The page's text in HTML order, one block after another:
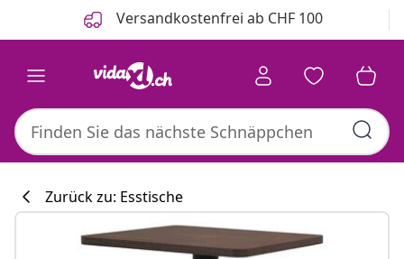
Versandkostenfrei ab CHF 100
Zurück zu: Esstische